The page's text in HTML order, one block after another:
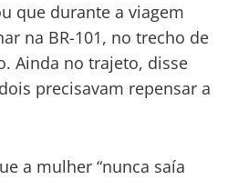
que durante a viagem
na BR-101, no trecho de
Ainda no trajeto, disse
precisavam repensar a
a mulher “nunca saía